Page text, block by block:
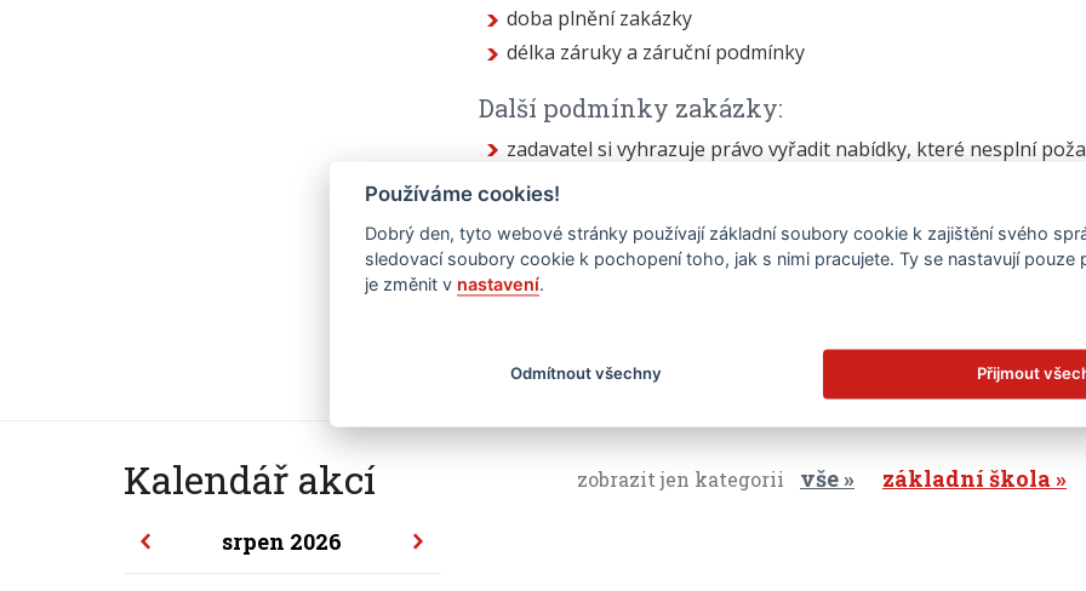
doba plnění zakázky
délka záruky a záruční podmínky
Další podmínky zakázky:
zadavatel si vyhrazuje právo vyřadit nabídky, které nesplní
nabídku podává uchazeč bezplatně
nedostatečná informovanost, mylné chápání této výzvy,
uchazeče požadovat dodatečnou úhradu nákladů nebo zvýšení
Kalendář akcí zobrazit jen kategorii vše základní škola
srpen 2026
Používáme cookies!
Dobrý den, tyto webové stránky používají základní soubory cookie k zajištění svého
sledovací soubory cookie k pochopení toho, jak s nimi pracujete. Ty se nastavují pouze
je změnit v nastavení.
Odmítnout všechny Přijmout